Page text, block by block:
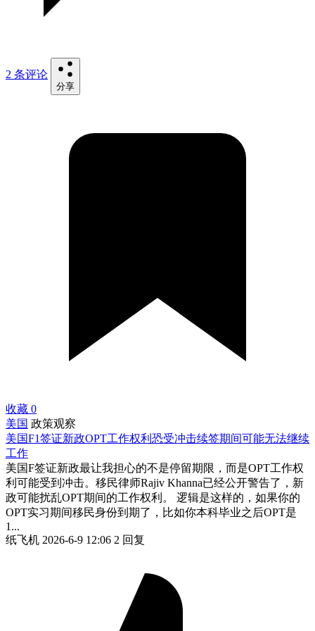
2 条评论
分享
收藏 0
美国 政策观察
美国F1签证新政OPT工作权利恐受冲击续签期间可能无法继续
工作
美国F签证新政最让我担心的不是停留期限，而是OPT工作权
利可能受到冲击。移民律师Rajiv Khanna已经公开警告了，新
政可能扰乱OPT期间的工作权利。 逻辑是这样的，如果你的
OPT实习期间移民身份到期了，比如你本科毕业之后OPT是
1...
纸飞机 2026-6-9 12:06 2 回复